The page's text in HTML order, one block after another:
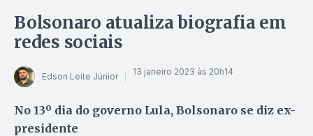
Bolsonaro atualiza biografia em
redes sociais
Edson Leite Júnior 13 janeiro 2023 às 20h14
No 13º dia do governo Lula, Bolsonaro se diz ex-
presidente